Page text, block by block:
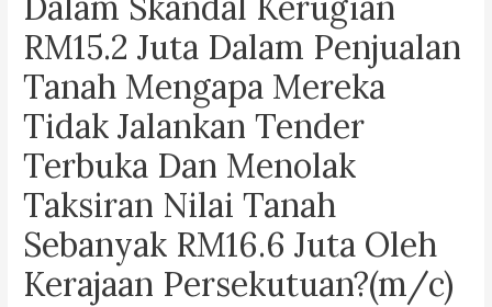
RM15.2 Juta Dalam Penjualan
Tanah Mengapa Mereka
Tidak Jalankan Tender
Terbuka Dan Menolak
Taksiran Nilai Tanah
Sebanyak RM16.6 Juta Oleh
Kerajaan Persekutuan?(m/c)